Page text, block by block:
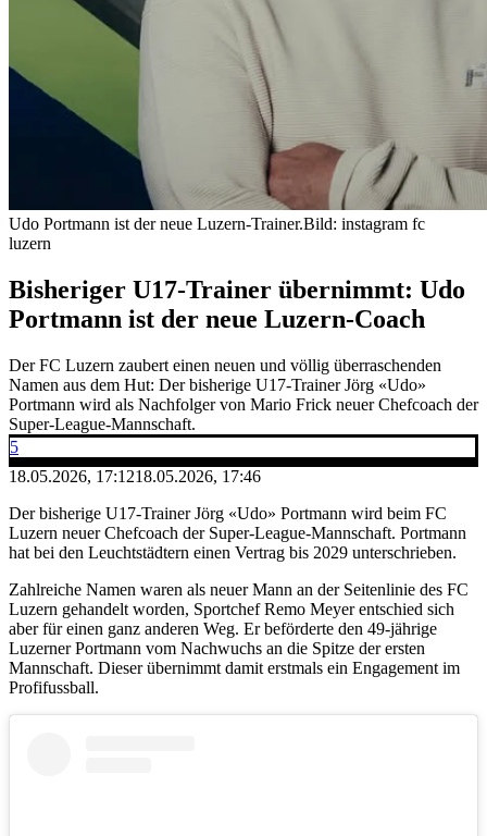
Udo Portmann ist der neue Luzern-Trainer.Bild: instagram fc
luzern
Bisheriger U17-Trainer übernimmt: Udo
Portmann ist der neue Luzern-Coach
Der FC Luzern zaubert einen neuen und völlig überraschenden
Namen aus dem Hut: Der bisherige U17-Trainer Jörg «Udo»
Portmann wird als Nachfolger von Mario Frick neuer Chefcoach der
Super-League-Mannschaft.
5
18.05.2026, 17:1218.05.2026, 17:46
Der bisherige U17-Trainer Jörg «Udo» Portmann wird beim FC
Luzern neuer Chefcoach der Super-League-Mannschaft. Portmann
hat bei den Leuchtstädtern einen Vertrag bis 2029 unterschrieben.
Zahlreiche Namen waren als neuer Mann an der Seitenlinie des FC
Luzern gehandelt worden, Sportchef Remo Meyer entschied sich
aber für einen ganz anderen Weg. Er beförderte den 49-jährige
Luzerner Portmann vom Nachwuchs an die Spitze der ersten
Mannschaft. Dieser übernimmt damit erstmals ein Engagement im
Profifussball.